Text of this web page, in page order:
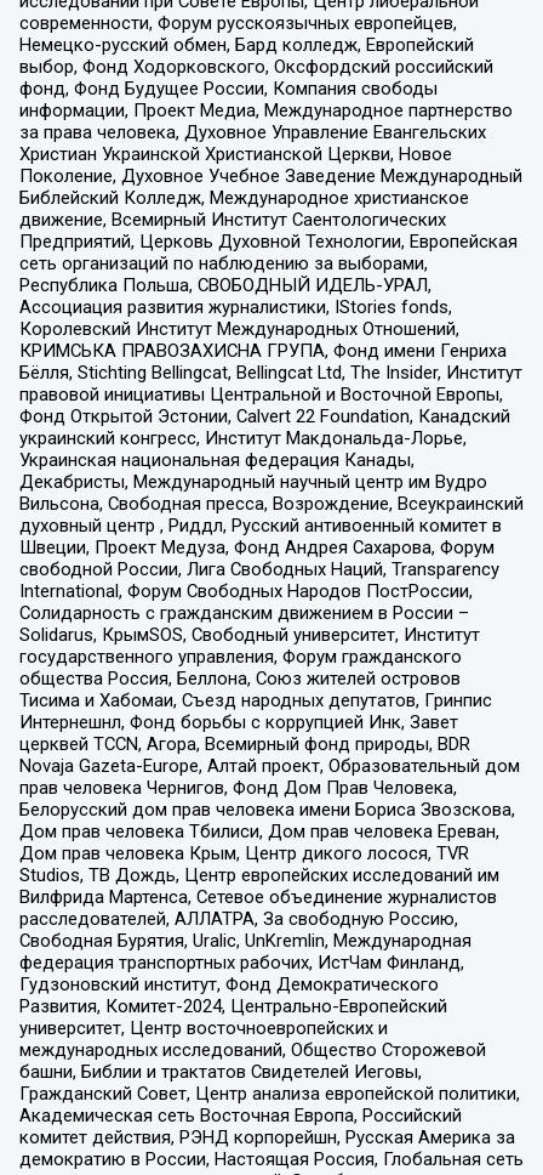
современности, Форум русскоязычных европейцев,
Немецко-русский обмен, Бард колледж, Европейский
выбор, Фонд Ходорковского, Оксфордский российский
фонд, Фонд Будущее России, Компания свободы
информации, Проект Медиа, Международное партнерство
за права человека, Духовное Управление Евангельских
Христиан Украинской Христианской Церкви, Новое
Поколение, Духовное Учебное Заведение Международный
Библейский Колледж, Международное христианское
движение, Всемирный Институт Саентологических
Предприятий, Церковь Духовной Технологии, Европейская
сеть организаций по наблюдению за выборами,
Республика Польша, СВОБОДНЫЙ ИДЕЛЬ-УРАЛ,
Ассоциация развития журналистики, IStories fonds,
Королевский Институт Международных Отношений,
КРИМСЬКА ПРАВОЗАХИСНА ГРУПА, Фонд имени Генриха
Бёлля, Stichting Bellingcat, Bellingcat Ltd, The Insider, Институт
правовой инициативы Центральной и Восточной Европы,
Фонд Открытой Эстонии, Calvert 22 Foundation, Канадский
украинский конгресс, Институт Макдональда-Лорье,
Украинская национальная федерация Канады,
Декабристы, Международный научный центр им Вудро
Вильсона, Свободная пресса, Возрождение, Всеукраинский
духовный центр , Риддл, Русский антивоенный комитет в
Швеции, Проект Медуза, Фонд Андрея Сахарова, Форум
свободной России, Лига Свободных Наций, Transparеncy
International, Форум Свободных Народов ПостРоссии,
Солидарность с гражданским движением в России –
Solidarus, КрымSOS, Свободный университет, Институт
государственного управления, Форум гражданского
общества Россия, Беллона, Союз жителей островов
Тисима и Хабомаи, Съезд народных депутатов, Гринпис
Интернешнл, Фонд борьбы с коррупцией Инк, Завет
церквей TCCN, Агора, Всемирный фонд природы, BDR
Novaja Gazeta-Europe, Алтай проект, Образовательный дом
прав человека Чернигов, Фонд Дом Прав Человека,
Белорусский дом прав человека имени Бориса Звозскова,
Дом прав человека Тбилиси, Дом прав человека Ереван,
Дом прав человека Крым, Центр дикого лосося, TVR
Studios, ТВ Дождь, Центр европейских исследований им
Вилфрида Мартенса, Сетевое объединение журналистов
расследователей, АЛЛАТРА, За свободную Россию,
Свободная Бурятия, Uralic, UnKremlin, Международная
федерация транспортных рабочих, ИстЧам Финланд,
Гудзоновский институт, Фонд Демократического
Развития, Комитет-2024, Центрально-Европейский
университет, Центр восточноевропейских и
международных исследований, Общество Сторожевой
башни, Библии и трактатов Свидетелей Иеговы,
Гражданский Совет, Центр анализа европейской политики,
Академическая сеть Восточная Европа, Российский
комитет действия, РЭНД корпорейшн, Русская Америка за
демократию в России, Настоящая Россия, Глобальная сеть